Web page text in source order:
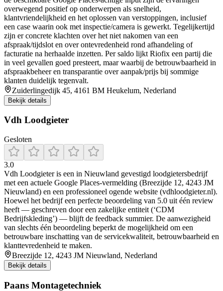
overwegend positief op onderwerpen als snelheid,
klantvriendelijkheid en het oplossen van verstoppingen, inclusief
een case waarin ook met inspectie/camera is gewerkt. Tegelijkertijd
zijn er concrete klachten over het niet nakomen van een
afspraak/tijdslot en over ontevredenheid rond afhandeling of
facturatie na herhaalde inzetten. Per saldo lijkt Riofix een partij die
in veel gevallen goed presteert, maar waarbij de betrouwbaarheid in
afspraakbeheer en transparantie over aanpak/prijs bij sommige
klanten duidelijk tegenvalt.
Zuiderlingedijk 45, 4161 BM Heukelum, Nederland
Bekijk details
Vdh Loodgieter
Gesloten
3.0
Vdh Loodgieter is een in Nieuwland gevestigd loodgietersbedrijf
met een actuele Google Places‑vermelding (Breezijde 12, 4243 JM
Nieuwland) en een professioneel ogende website (vdhloodgieter.nl).
Hoewel het bedrijf een perfecte beoordeling van 5.0 uit één review
heeft — geschreven door een zakelijke entiteit (‘CDM
Bedrijfskleding’) — blijft de feedback summier. De aanwezigheid
van slechts één beoordeling beperkt de mogelijkheid om een
betrouwbare inschatting van de servicekwaliteit, betrouwbaarheid en
klanttevredenheid te maken.
Breezijde 12, 4243 JM Nieuwland, Nederland
Bekijk details
Paans Montagetechniek